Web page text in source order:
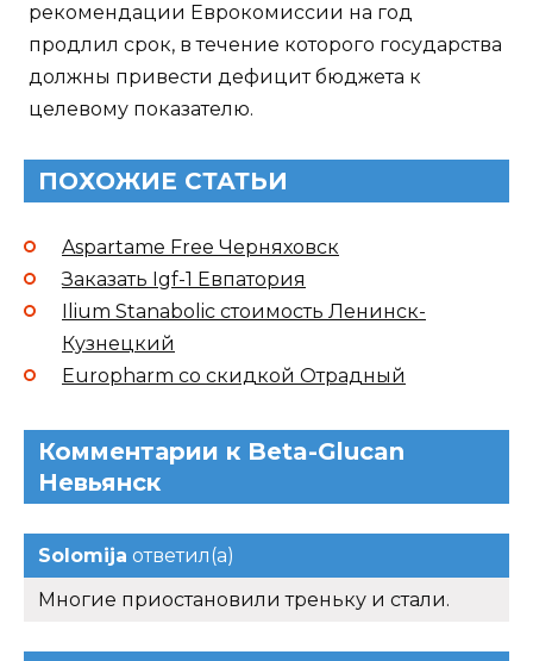
рекомендации Еврокомиссии на год
продлил срок, в течение которого государства
должны привести дефицит бюджета к
целевому показателю.
ПОХОЖИЕ СТАТЬИ
Aspartame Free Черняховск
Заказать Igf-1 Евпатория
Ilium Stanabolic стоимость Ленинск-
Кузнецкий
Europharm со скидкой Отрадный
Комментарии к Beta-Glucan
Невьянск
Solomija ответил(а)
Многие приостановили треньку и стали.